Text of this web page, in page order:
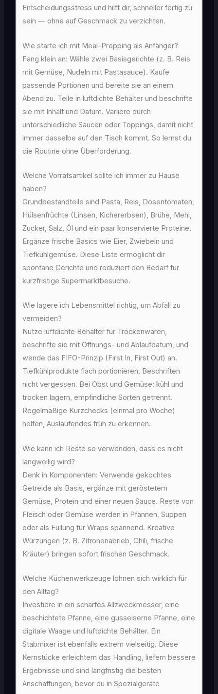
Entscheidungsstress und hilft dir, schneller fertig zu
sein — ohne auf Geschmack zu verzichten.
Wie starte ich mit Meal-Prepping als Anfänger?
Fang klein an: Wähle zwei Basisgerichte (z. B. Reis
mit Gemüse, Nudeln mit Pastasauce). Kaufe
passende Portionen und bereite sie an einem
Abend zu. Teile in luftdichte Behälter und beschrifte
sie mit Inhalt und Datum. Variiere durch
unterschiedliche Saucen oder Toppings, damit nicht
immer dasselbe auf den Tisch kommt. So lernst du
die Routine ohne Überforderung.
Welche Vorratsartikel sollte ich immer zu Hause
haben?
Grundbestandteile sind Pasta, Reis, Dosentomaten,
Hülsenfrüchte (Linsen, Kichererbsen), Brühe, Mehl,
Zucker, Salz, Öl und ein paar konservierte Proteine.
Ergänze frische Basics wie Eier, Zwiebeln und
Tiefkühlgemüse. Diese Liste ermöglicht dir
spontane Gerichte und reduziert den Bedarf für
kurzfristige Supermarktbesuche.
Wie lagere ich Lebensmittel richtig, um Abfall zu
vermeiden?
Nutze luftdichte Behälter für Trockenwaren,
beschrifte sie mit Öffnungs- und Ablaufdatum, und
wende das FIFO-Prinzip (First In, First Out) an.
Tiefkühlprodukte flach portionieren, Beschriften
nicht vergessen. Bei Obst und Gemüse: kühl und
trocken lagern, empfindliche Sorten getrennt.
Regelmäßige Kurzchecks (einmal pro Woche)
helfen, Auslaufendes früh zu erkennen.
Wie kann ich Reste so verwenden, dass es nicht
langweilig wird?
Denk in Komponenten: Verwende gekochtes
Getreide als Basis, ergänze mit geröstetem
Gemüse, Protein und einer neuen Sauce. Reste von
Fleisch oder Gemüse werden in Pfannen, Suppen
oder als Füllung für Wraps spannend. Kreative
Würzungen (z. B. Zitronenabrieb, Chili, frische
Kräuter) bringen sofort frischen Geschmack.
Welche Küchenwerkzeuge lohnen sich wirklich für
den Alltag?
Investiere in ein scharfes Allzweckmesser, eine
beschichtete Pfanne, eine gusseiserne Pfanne, eine
digitale Waage und luftdichte Behälter. Ein
Stabmixer ist ebenfalls extrem vielseitig. Diese
Kernstücke erleichtern das Handling, liefern bessere
Ergebnisse und sind langfristig die besten
Anschaffungen, bevor du in Spezialgeräte